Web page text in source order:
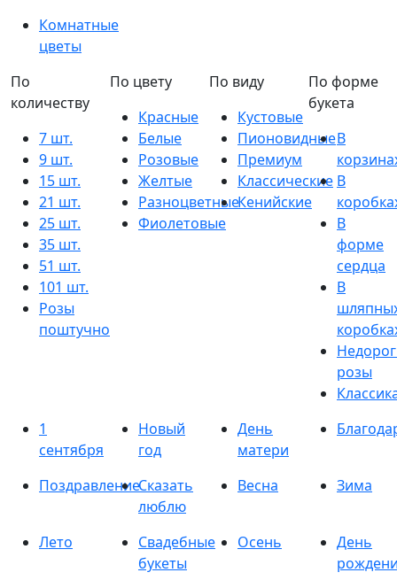
Комнатные
цветы
По
количеству
7 шт.
9 шт.
15 шт.
21 шт.
25 шт.
35 шт.
51 шт.
101 шт.
Розы
поштучно
По цвету
Красные
Белые
Розовые
Желтые
Разноцветные
Фиолетовые
По виду
Кустовые
Пионовидные
Премиум
Классические
Кенийские
По форме
букета
В
В
В
форме
сердца
В
розы
1
сентября
Новый
год
День
матери
ПоздравлениеСказать
люблю
Весна Зима
Лето
Свадебные
букеты
Осень
День